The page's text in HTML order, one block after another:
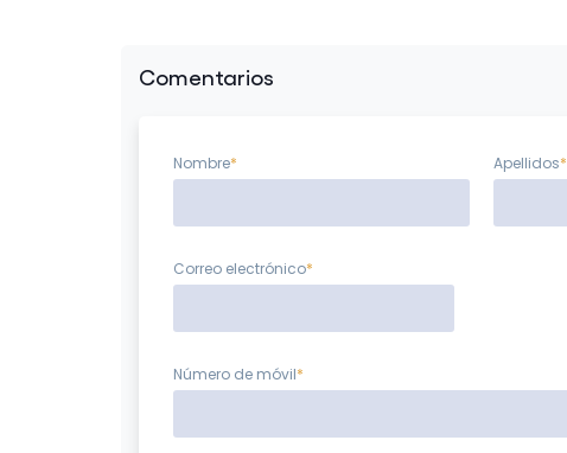
Comentarios
Nombre* Apellidos*
Correo electrónico*
Número de móvil*